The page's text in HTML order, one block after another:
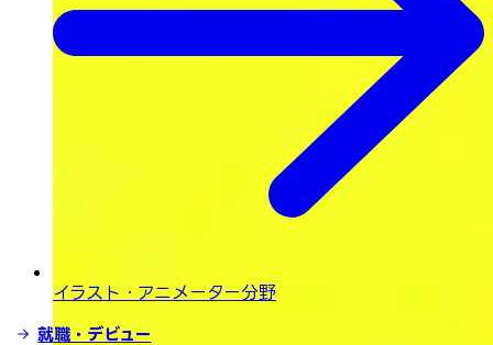
イラスト・ アニメーター分野
就職・デビュー